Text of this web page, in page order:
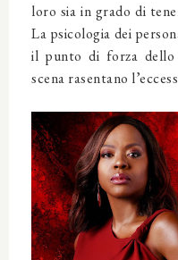
loro sia in grado di
La psicologia dei
il punto di forza dello
scena rasentano